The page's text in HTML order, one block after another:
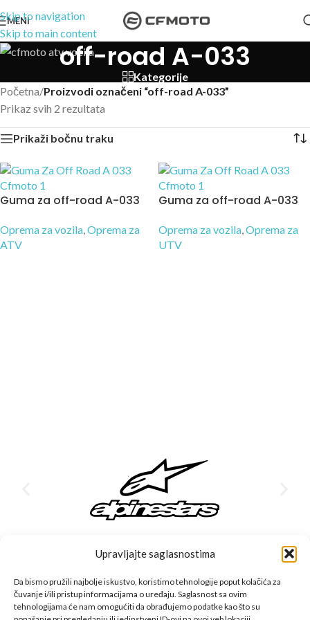
Upravljajte saglasnostima
Da bismo pružili najbolje iskustvo, koristimo tehnologije poput kolačića za
čuvanje i/ili pristup informacijama o uređaju. Saglasnost sa ovim
tehnologijama će nam omogućiti da obrađujemo podatke kao što su
Skip to navigation
Skip to main content
MENI
off-road A-033
Kategorije
Početna/Proizvodi označeni “off-road A-033”
Prikaz svih 2 rezultata
Prikaži bočnu traku
Guma za off-road A-033
Oprema za vozila,Oprema za
ATV
Guma za off-road A-033
Oprema za vozila,Oprema za
UTV
CFMOTO proizvodi dizajnirani su za one koji od vozila očekuju